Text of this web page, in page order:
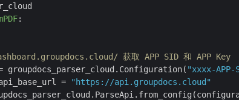
:
获取 APP SID 和 APP Key
groupdocs_parser_cloud.Configuration(
"xxxx-APP-
=
"https://api.groupdocs.cloud"